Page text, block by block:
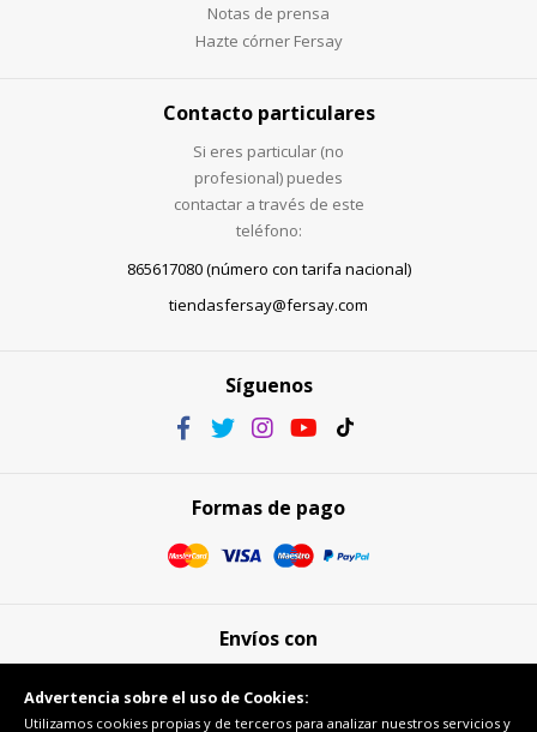
Notas de prensa
Hazte córner Fersay
Contacto particulares
Si eres particular (no
profesional) puedes
contactar a través de este
teléfono:
865617080 (número con tarifa nacional)
tiendasfersay@fersay.com
Síguenos
Formas de pago
Envíos con
Advertencia sobre el uso de Cookies:
Utilizamos cookies propias y de terceros para analizar nuestros servicios y